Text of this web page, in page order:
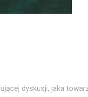
dyskusji, jaka